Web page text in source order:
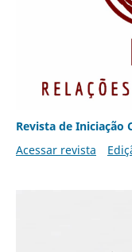
Revista de Iniciação
Acessar revista